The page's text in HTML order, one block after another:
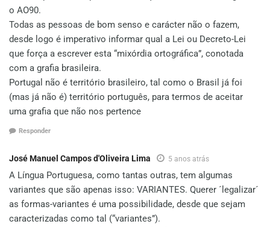
o AO90.
Todas as pessoas de bom senso e carácter não o fazem,
desde logo é imperativo informar qual a Lei ou Decreto-Lei
que força a escrever esta “mixórdia ortográfica”, conotada
com a grafia brasileira.
Portugal não é território brasileiro, tal como o Brasil já foi
(mas já não é) território português, para termos de aceitar
uma grafia que não nos pertence
Responder
José Manuel Campos d'Oliveira Lima 5 anos atrás
A Língua Portuguesa, como tantas outras, tem algumas
variantes que são apenas isso: VARIANTES. Querer ´legalizar´
as formas-variantes é uma possibilidade, desde que sejam
caracterizadas como tal (“variantes”).